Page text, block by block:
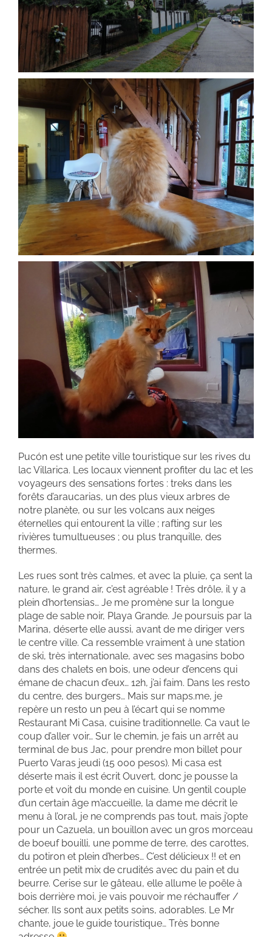
Pucón est une petite ville touristique sur les rives du
lac Villarica. Les locaux viennent profiter du lac et les
voyageurs des sensations fortes : treks dans les
forêts d’araucarias, un des plus vieux arbres de
notre planète, ou sur les volcans aux neiges
éternelles qui entourent la ville ; rafting sur les
rivières tumultueuses ; ou plus tranquille, des
thermes.
Les rues sont très calmes, et avec la pluie, ça sent la
nature, le grand air, c’est agréable ! Très drôle, il y a
plein d’hortensias… Je me promène sur la longue
plage de sable noir, Playa Grande. Je poursuis par la
Marina, déserte elle aussi, avant de me diriger vers
le centre ville. Ca ressemble vraiment à une station
de ski, très internationale, avec ses magasins bobo
dans des chalets en bois, une odeur d’encens qui
émane de chacun d’eux… 12h, j’ai faim. Dans les resto
du centre, des burgers… Mais sur maps.me, je
repère un resto un peu à l’écart qui se nomme
Restaurant Mi Casa, cuisine traditionnelle. Ca vaut le
coup d’aller voir… Sur le chemin, je fais un arrêt au
terminal de bus Jac, pour prendre mon billet pour
Puerto Varas jeudi (15 000 pesos). Mi casa est
déserte mais il est écrit Ouvert, donc je pousse la
porte et voit du monde en cuisine. Un gentil couple
d’un certain âge m’accueille, la dame me décrit le
menu à l’oral, je ne comprends pas tout, mais j’opte
pour un Cazuela, un bouillon avec un gros morceau
de boeuf bouilli, une pomme de terre, des carottes,
du potiron et plein d’herbes… C’est délicieux !! et en
entrée un petit mix de crudités avec du pain et du
beurre. Cerise sur le gâteau, elle allume le poële à
bois derrière moi, je vais pouvoir me réchauffer /
sécher. Ils sont aux petits soins, adorables. Le Mr
chante, joue le guide touristique… Très bonne